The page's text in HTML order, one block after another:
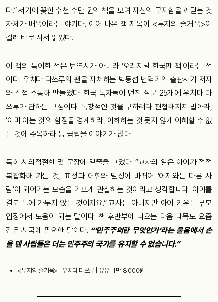
다.” 서가에 꽂힌 수천 수만 권의 책을 보며 자신의 무지함을 깨닫는 것
자체가 배움이라는 얘기다. 이어 나온 책 제목이 <무지의 즐거움>이
길래 바로 사서 읽었다.
이 책의 특이한 점은 번역서가 아니라 ‘오리지널 한국판 책’이라는 점
이다. 우치다 다쓰루의 팬을 자처하는 박동섭 번역가와 출판사가 저자
와 직접 소통해 만들었다. 한국 독자들이 던진 질문 25개에 우치다 다
쓰루가 답하는 구성이다. 독창적인 것을 구하려다 편협해지지 말아라,
‘이미 아는 것’의 함정을 경계하라, 이해하는 것 못지 않게 이해할 수 없
는 것에 주목하라 등 곱씹을 이야기가 많다.
특히 시의적절한 몇 문장에 밑줄을 그었다. “교사의 일은 아이가 점점
복잡화해 가는 것, 표정과 어휘와 발성이 바뀌어 ‘어제와는 다른 사
람’이 되어가는 모습을 기쁘게 관찰하는 것이라고 생각합니다. 아이를
결코 틀에 가두지 않는 것이지요.” 교사는 아니지만 아이 키우는 부모
입장에서 도움이 되는 말이다. 책 후반부에 나오는 다음 대목도 요즘
같은 시국에 필요한 말이다. “‘민주주의란 무엇인가’라는 물음에서 손
을 뗀 사람들은 더는 민주주의 국가를 유지할 수 없습니다.”
<무지의 즐거움> | 우치다 다쓰루 | 유유 | 1만 8,000원